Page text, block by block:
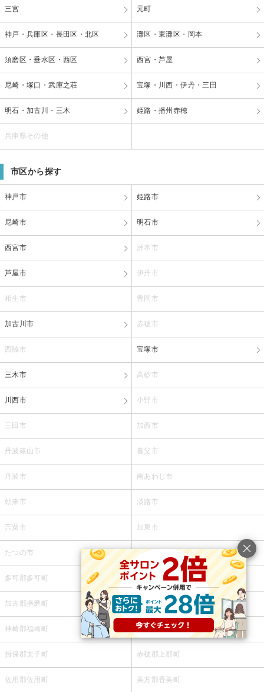
三宮 元町
神戸・兵庫区・長田区・北区 灘区・東灘区・岡本
須磨区・垂水区・西区 西宮・芦屋
尼崎・塚口・武庫之荘 宝塚・川西・伊丹・三田
明石・加古川・三木 姫路・播州赤穂
兵庫県その他
市区から探す
神戸市 姫路市
尼崎市 明石市
西宮市 洲本市
芦屋市 伊丹市
相生市 豊岡市
加古川市 赤穂市
西脇市 宝塚市
三木市 高砂市
川西市 小野市
三田市 加西市
丹波篠山市 養父市
丹波市 南あわじ市
朝来市 淡路市
宍粟市 加東市
たつの市 川辺郡猪名川町
多可郡多可町 加古郡稲美町
加古郡播磨町 神崎郡市川町
神崎郡福崎町 神崎郡神河町
揖保郡太子町 赤穂郡上郡町
佐用郡佐用町 美方郡香美町